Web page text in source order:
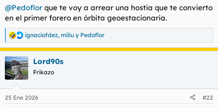
:
@Pedoflor que te voy a arrear una hostia que te convierto
en el primer forero en órbita geoestacionaria.
R
e
c
c
i
e
ignaciofdez, miliu y Pedoflor
Lord90s
Frikazo
25 Ene 2026 #22